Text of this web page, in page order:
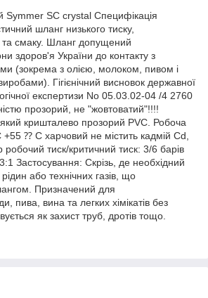
SC crystal Специфікація
шланг низького тиску,
та смаку. Шланг допущений
здоров'я України до контакту з
(зокрема з олією, молоком, пивом і
Гігієнічний висновок державної
експертизи No 05.03.02-04 /4 2760
прозорий, не "жовтоватий"!!!!
кришталево прозорий PVC. Робоча
⁇ C харчовий не містить кадмій Cd,
робочий тиск/критичний тиск: 3/6 барів
Застосування: Скрізь, де необхідний
або технічних газів, що
Призначений для
пива, вина та легких хімікатів без
як захист труб, дротів тощо.